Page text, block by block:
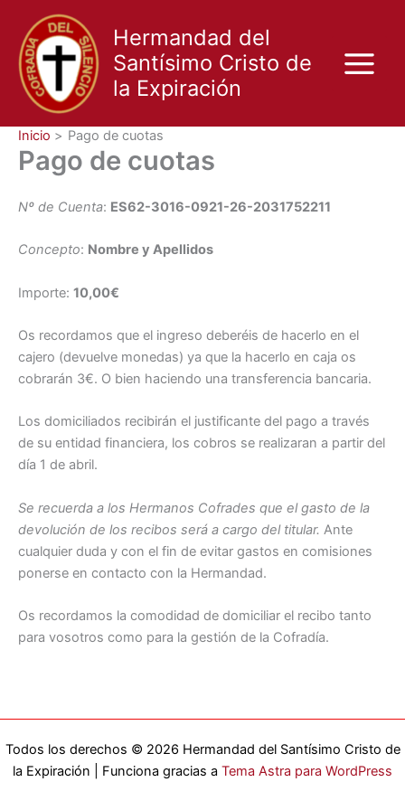
contenido
Hermandad del
Santísimo Cristo de
la Expiración
Inicio Pago de cuotas
Pago de cuotas
Nº de Cuenta: ES62-3016-0921-26-2031752211
Concepto: Nombre y Apellidos
Importe: 10,00€
Os recordamos que el ingreso deberéis de hacerlo en el
cajero (devuelve monedas) ya que la hacerlo en caja os
cobrarán 3€. O bien haciendo una transferencia bancaria.
Los domiciliados recibirán el justificante del pago a través
de su entidad financiera, los cobros se realizaran a partir del
día 1 de abril.
Se recuerda a los Hermanos Cofrades que el gasto de la
devolución de los recibos será a cargo del titular. Ante
cualquier duda y con el fin de evitar gastos en comisiones
ponerse en contacto con la Hermandad.
Os recordamos la comodidad de domiciliar el recibo tanto
para vosotros como para la gestión de la Cofradía.
Todos los derechos © 2026 Hermandad del Santísimo Cristo de
la Expiración | Funciona gracias a Tema Astra para WordPress